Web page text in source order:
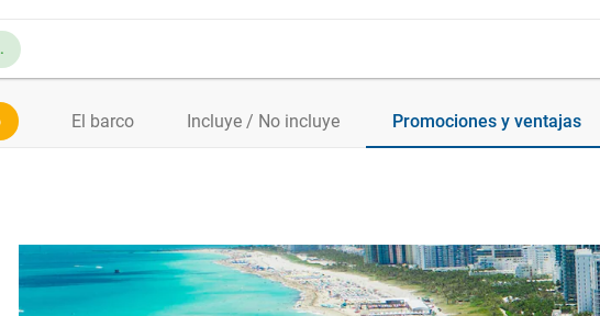
incluida
El barco Incluye / No incluye Promociones y ventajas